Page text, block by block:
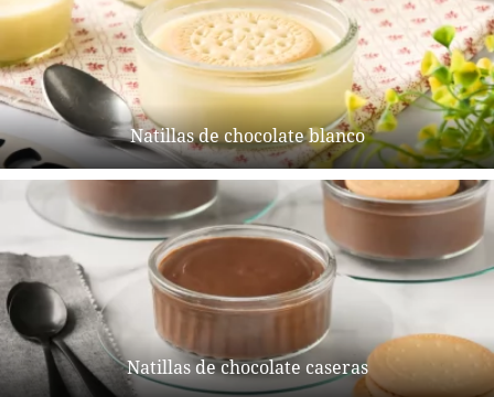
Natillas de chocolate blanco
Natillas de chocolate caseras